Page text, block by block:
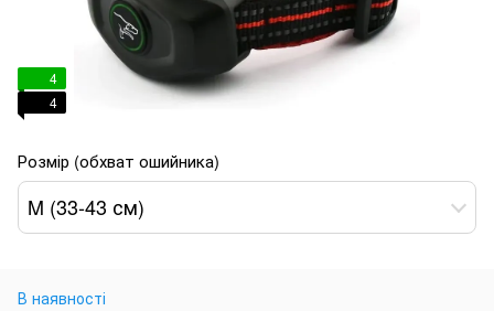
4
4
Розмір (обхват ошийника)
M (33-43 см)
В наявності